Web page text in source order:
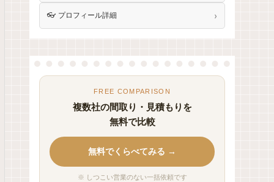
👓 プロフィール詳細 ›
FREE COMPARISON
複数社の間取り・見積もりを
無料で比較
無料でくらべてみる →
※ しつこい営業のない一括依頼です